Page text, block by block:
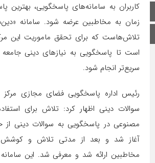
صفحه اصلی
اینستاگرام
کاربران به سامانه‌های پاسخگویی، بهترین
زمان به مخاطبین عرضه شود. سامانه
تلاش‌هاست که برای تحقق ماموریت این
است تا پاسخگویی به نیازهای دینی
سریع‌تر انجام شود.
رئیس اداره پاسخگویی فضای مجازی
سوالات دینی اظهار کرد: تلاش برای
مخاطبین ارائه شد و معرفی شد. این